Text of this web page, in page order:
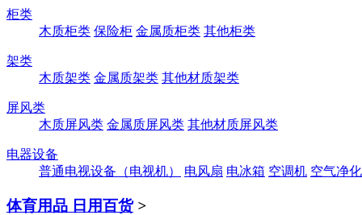
柜类
木质柜类 保险柜 金属质柜类 其他柜类
架类
木质架类 金属质架类 其他材质架类
屏风类
木质屏风类 金属质屏风类 其他材质屏风类
电器设备
普通电视设备（电视机）
电风扇 电冰箱 空调机 空气净
体育用品 日用百货 >